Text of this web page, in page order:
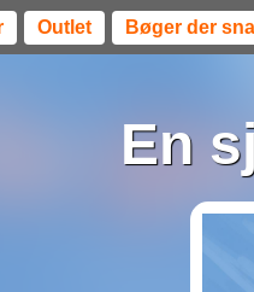
Outlet Bøger der
En